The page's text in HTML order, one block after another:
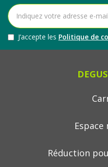
J’accepte les Politique de
Espace
Réduction